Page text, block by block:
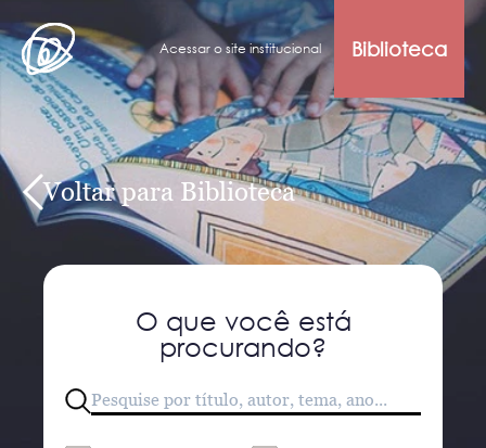
Acessar o site institucional Biblioteca
Voltar para Biblioteca
O que você está
procurando?